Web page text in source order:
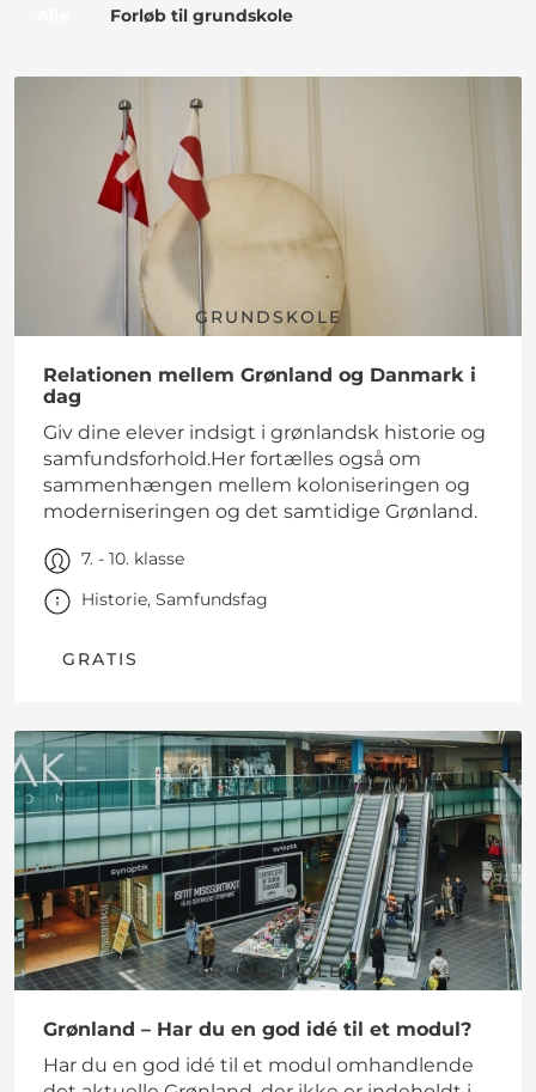
Forløb til grundskole
GRUNDSKOLE
Relationen mellem Grønland og Danmark i
dag
Giv dine elever indsigt i grønlandsk historie og
samfundsforhold.Her fortælles også om
sammenhængen mellem koloniseringen og
moderniseringen og det samtidige Grønland.
7. - 10. klasse
Historie, Samfundsfag
GRATIS
GRUNDSKOLE
Grønland – Har du en god idé til et modul?
Har du en god idé til et modul omhandlende